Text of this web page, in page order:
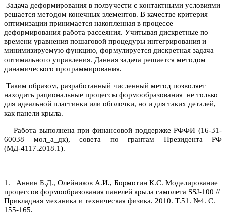
Задача деформирования в ползучести c контактными условиями
решается методом конечных элементов. В качестве критерия
оптимизации принимается накопленная в процессе
деформирования работа рассеяния. Учитывая дискретные по
времени уравнения пошаговой процедуры интегрирования и
минимизируемую функцию, формулируется дискретная задача
оптимального управления. Данная задача решается методом
динамического программирования.
Таким образом, разработанный численный метод позволяет
находить рациональные процессы формообразования не только
для идеальной пластинки или оболочки, но и для таких деталей,
как панели крыла.
Работа выполнена при финансовой поддержке РФФИ (16-31-
60038 мол_а_дк), совета по грантам Президента РФ
(МД-4117.2018.1).
1.
Аннин Б.Д., Олейников А.И., Бормотин К.С. Моделирование
процессов формообразования панелей крыла самолета SSJ-100 //
Прикладная механика и техническая физика. 2010. Т.51. №4. С.
155-165.